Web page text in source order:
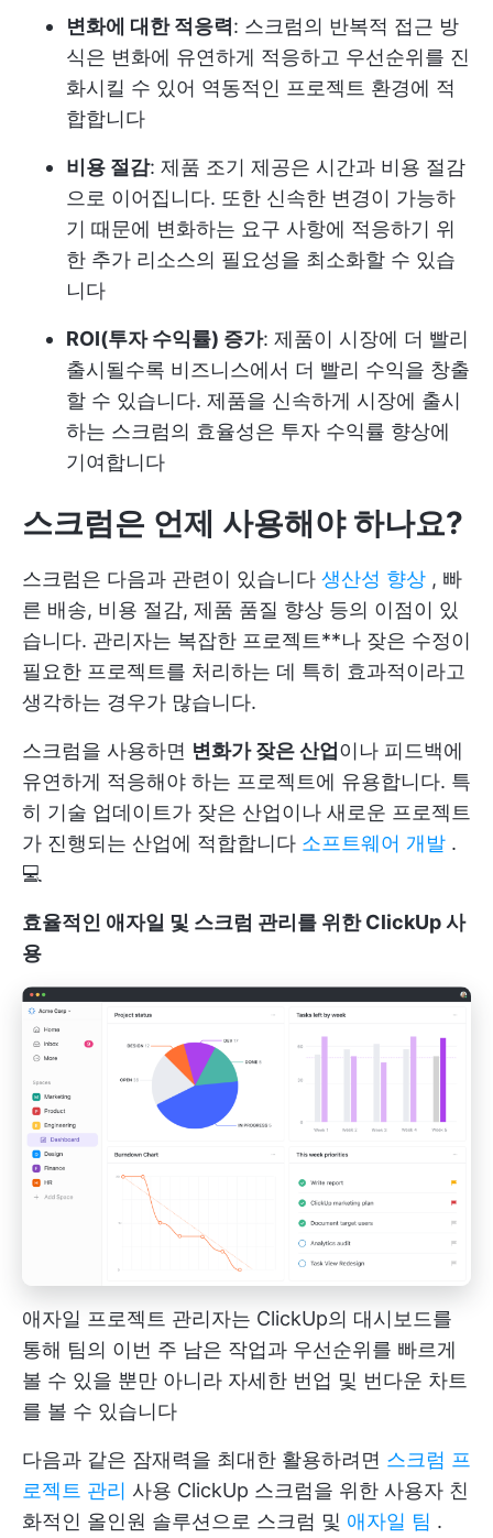
변화에 대한 적응력: 스크럼의 반복적 접근 방
식은 변화에 유연하게 적응하고 우선순위를 진
화시킬 수 있어 역동적인 프로젝트 환경에 적
합합니다
비용 절감: 제품 조기 제공은 시간과 비용 절감
으로 이어집니다. 또한 신속한 변경이 가능하
기 때문에 변화하는 요구 사항에 적응하기 위
한 추가 리소스의 필요성을 최소화할 수 있습
니다
ROI(투자 수익률) 증가: 제품이 시장에 더 빨리
출시될수록 비즈니스에서 더 빨리 수익을 창출
할 수 있습니다. 제품을 신속하게 시장에 출시
하는 스크럼의 효율성은 투자 수익률 향상에
기여합니다
스크럼은 언제 사용해야 하나요?
스크럼은 다음과 관련이 있습니다 생산성 향상 , 빠
른 배송, 비용 절감, 제품 품질 향상 등의 이점이 있
습니다. 관리자는 복잡한 프로젝트**나 잦은 수정이
필요한 프로젝트를 처리하는 데 특히 효과적이라고
생각하는 경우가 많습니다.
스크럼을 사용하면 변화가 잦은 산업이나 피드백에
유연하게 적응해야 하는 프로젝트에 유용합니다. 특
히 기술 업데이트가 잦은 산업이나 새로운 프로젝트
가 진행되는 산업에 적합합니다 소프트웨어 개발 .
💻
효율적인 애자일 및 스크럼 관리를 위한 ClickUp 사
용
애자일 프로젝트 관리자는 ClickUp의 대시보드를
통해 팀의 이번 주 남은 작업과 우선순위를 빠르게
볼 수 있을 뿐만 아니라 자세한 번업 및 번다운 차트
를 볼 수 있습니다
다음과 같은 잠재력을 최대한 활용하려면 스크럼 프
로젝트 관리 사용 ClickUp 스크럼을 위한 사용자 친
화적인 올인원 솔루션으로 스크럼 및 애자일 팀 .